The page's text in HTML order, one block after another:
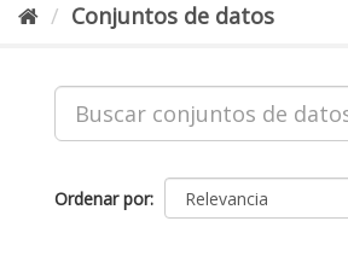
Conjuntos de datos
Ordenar por